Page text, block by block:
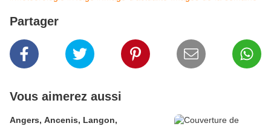
Partager
Vous aimerez aussi
Angers, Ancenis, Langon,